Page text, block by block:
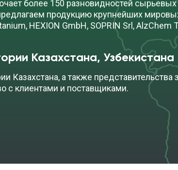
более 150 разновидностей
продукцию крупнейших
HEXION GmbH, SOPRIN Srl, AlzChem
Казахстана, Узбекистана
Казахстана, а также представительства
с клиентами и поставщиками.